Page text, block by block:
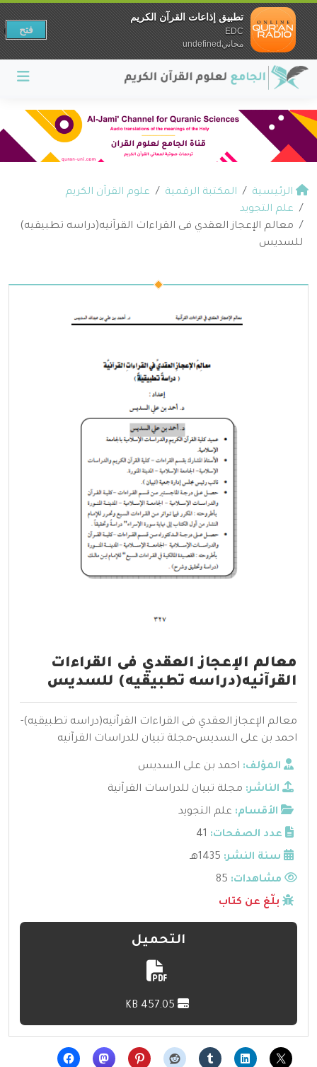
الرئيسية المكتبة الرقمية
علوم القرآن الكريم
علم التجويد
معالم الإعجاز العقدي فى القراءات القرآنيه(دراسه تطبيقيه)
للسديس
معالم الإعجاز العقدي فى القراءات
القرآنيه(دراسه تطبيقيه) للسديس
معالم الإعجاز العقدي فى القراءات القرآنيه(دراسه تطبيقيه)-
احمد بن على السديس-مجلة تبيان للدراسات القرآنيه
المؤلف: احمد بن على السديس
الناشر: مجلة تبيان للدراسات القرآنية
الأقسام: علم التجويد
عدد الصفحات: 41
سنة النشر: 1435هـ
مشاهدات:
بلّغ عن كتاب
التحميل
تطبيق إذاعات القرآن الكريم
EDC
مجانيundefined
فتح